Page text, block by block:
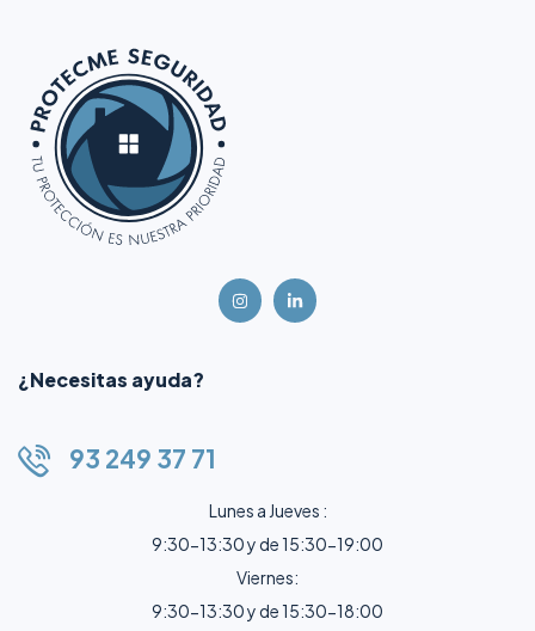
¿Necesitas ayuda?
93 249 37 71
Lunes a Jueves :
9:30-13:30 y de 15:30-19:00
Viernes:
9:30-13:30 y de 15:30-18:00